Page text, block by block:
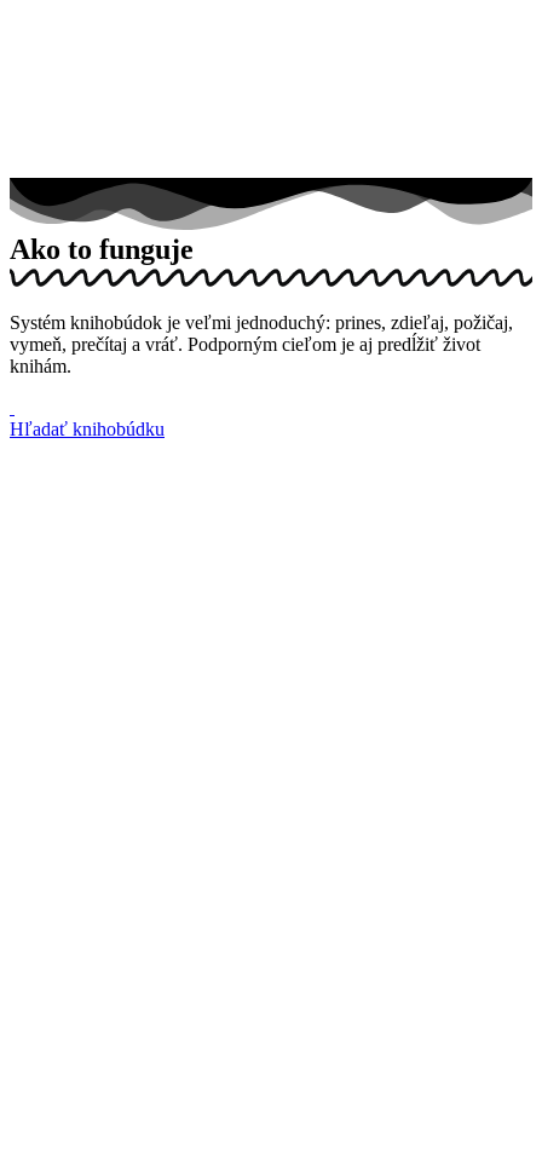
Ako to funguje
Systém knihobúdok je veľmi jednoduchý: prines, zdieľaj, požičaj,
vymeň, prečítaj a vráť. Podporným cieľom je aj predĺžiť život
knihám.
Hľadať knihobúdku